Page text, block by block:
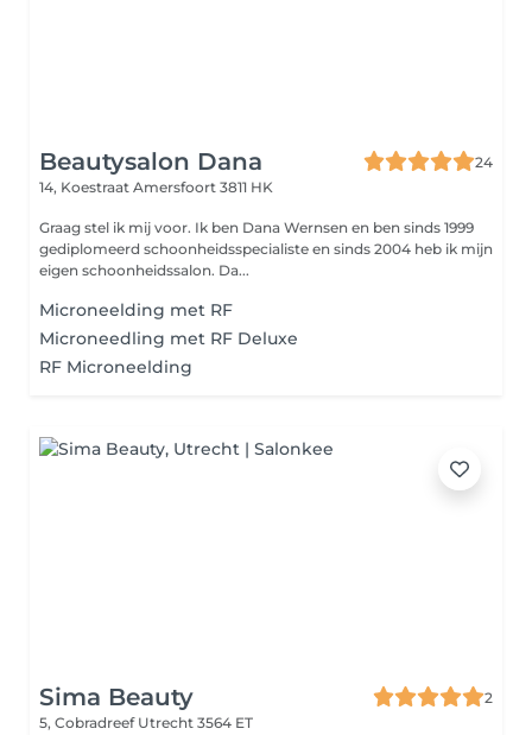
Beautysalon Dana
24
14, Koestraat Amersfoort 3811 HK
Graag stel ik mij voor. Ik ben Dana Wernsen en ben sinds 1999
gediplomeerd schoonheidsspecialiste en sinds 2004 heb ik mijn
eigen schoonheidssalon. Da...
Microneelding met RF
Microneedling met RF Deluxe
RF Microneelding
Sima Beauty
2
5, Cobradreef Utrecht 3564 ET